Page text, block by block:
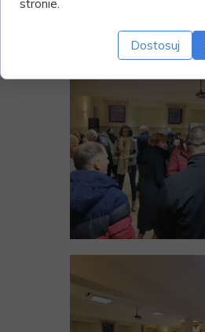
stronie.
Dostosuj